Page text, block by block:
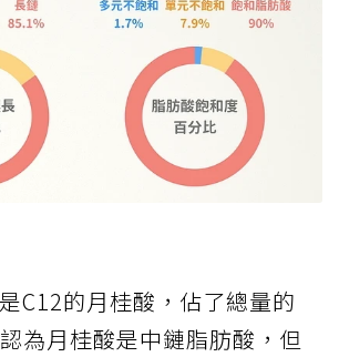
C12的月桂酸，佔了總量的
為月桂酸是中鏈脂肪酸，但